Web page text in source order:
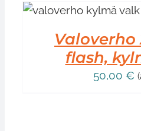
Valoverho
flash,
50,00 €